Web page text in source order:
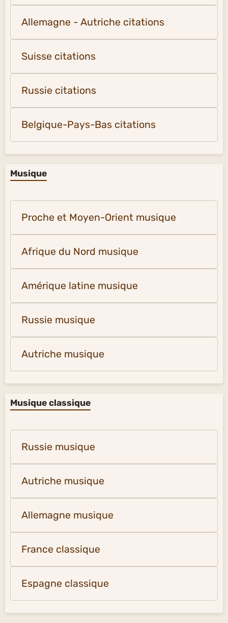
Allemagne - Autriche citations
Suisse citations
Russie citations
Belgique-Pays-Bas citations
Musique
Proche et Moyen-Orient musique
Afrique du Nord musique
Amérique latine musique
Russie musique
Autriche musique
Musique classique
Russie musique
Autriche musique
Allemagne musique
France classique
Espagne classique